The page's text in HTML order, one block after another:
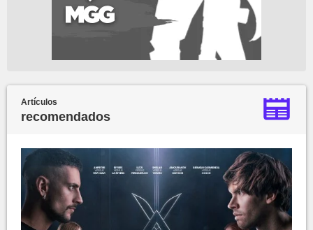
Artículos
recomendados